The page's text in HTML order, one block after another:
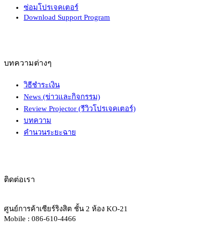
ซ่อมโปรเจคเตอร์
Download Support Program
บทความต่างๆ
วิธีชำระเงิน
News (ข่าวและกิจกรรม)
Review Projector (รีวิวโปรเจคเตอร์)
บทความ
คำนวนระยะฉาย
ติดต่อเรา
ศูนย์การค้าเซียร์ริงสิต ชั้น 2 ห้อง KO-21
Mobile : 086-610-4466